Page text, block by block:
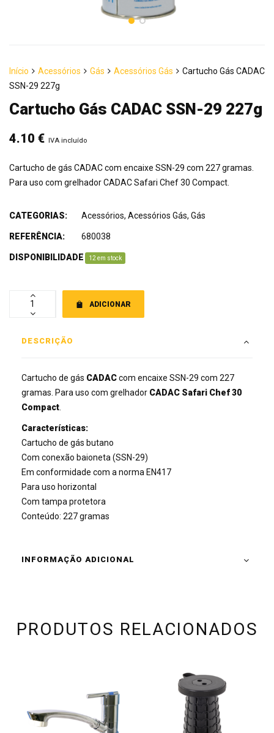
Início Acessórios Gás Acessórios Gás
Cartucho Gás CADAC
SSN-29 227g
Cartucho Gás CADAC SSN-29 227g
4.10 € IVA incluído
Cartucho de gás CADAC com encaixe SSN-29 com 227 gramas.
Para uso com grelhador CADAC Safari Chef 30 Compact.
ADICIONAR
CATEGORIAS: Acessórios, Acessórios Gás, Gás
REFERÊNCIA: 680038
DISPONIBILIDADE: 12 em stock
DESCRIÇÃO
Cartucho de gás CADACcom encaixe SSN-29 com 227
gramas. Para uso com grelhador CADAC Safari Chef 30
Compact
Características:
Cartucho de gás butano
Com conexão baioneta (SSN-29)
Em conformidade com a norma EN417
Para uso horizontal
Com tampa protetora
Conteúdo: 227 gramas
INFORMAÇÃO ADICIONAL
PRODUTOS RELACIONADOS